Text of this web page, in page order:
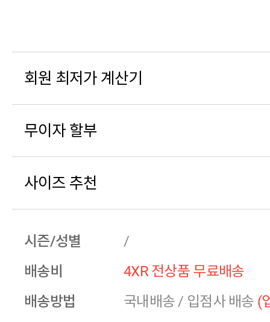
회원 최저가 계산기
무이자 할부
사이즈 추천
시즌/성별
/
배송비
4XR 전상품 무료배송
배송방법
국내배송 / 입점사 배송 (